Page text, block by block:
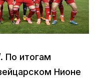
По итогам
Нионе